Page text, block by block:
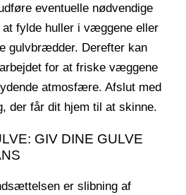
eventuelle nødvendige
at fylde huller i væggene eller
gulvbrædder. Derefter kan
for at friske væggene
atmosfære. Afslut med
der får dit hjem til at skinne.
GIV DINE GULVE
er slibning af